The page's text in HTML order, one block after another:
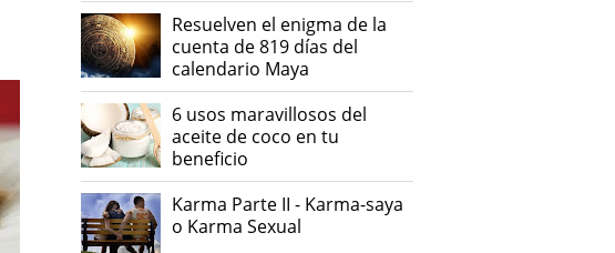
Resuelven el enigma de la
cuenta de 819 días del
calendario Maya
6 usos maravillosos del
aceite de coco en tu
beneficio
Karma Parte II - Karma-saya
o Karma Sexual